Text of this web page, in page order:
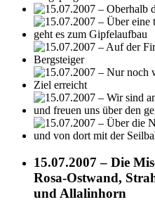
15.07.2007 – Die
Rosa-Ostwand,
und Allalinhorn